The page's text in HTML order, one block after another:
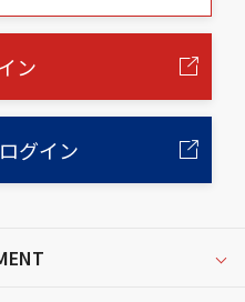
ン
グイン